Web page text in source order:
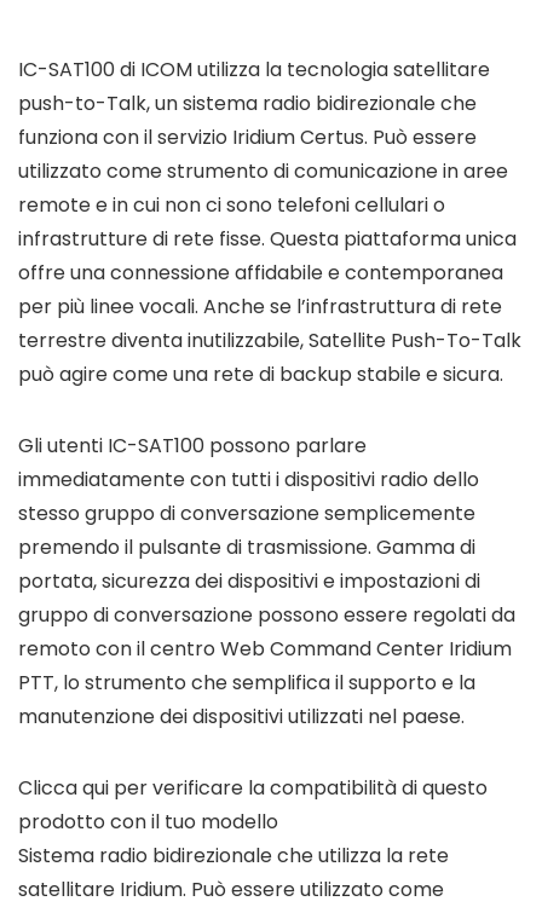
IC-SAT100 di ICOM utilizza la tecnologia satellitare
push-to-Talk, un sistema radio bidirezionale che
funziona con il servizio Iridium Certus. Può essere
utilizzato come strumento di comunicazione in aree
remote e in cui non ci sono telefoni cellulari o
infrastrutture di rete fisse. Questa piattaforma unica
offre una connessione affidabile e contemporanea
per più linee vocali. Anche se l’infrastruttura di rete
terrestre diventa inutilizzabile, Satellite Push-To-Talk
può agire come una rete di backup stabile e sicura.
Gli utenti IC-SAT100 possono parlare
immediatamente con tutti i dispositivi radio dello
stesso gruppo di conversazione semplicemente
premendo il pulsante di trasmissione. Gamma di
portata, sicurezza dei dispositivi e impostazioni di
gruppo di conversazione possono essere regolati da
remoto con il centro Web Command Center Iridium
PTT, lo strumento che semplifica il supporto e la
manutenzione dei dispositivi utilizzati nel paese.
Clicca qui per verificare la compatibilità di questo
prodotto con il tuo modello
Sistema radio bidirezionale che utilizza la rete
satellitare Iridium. Può essere utilizzato come